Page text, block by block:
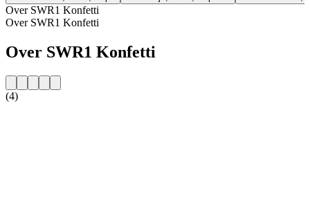
Over SWR1 Konfetti
Over SWR1 Konfetti
Over SWR1 Konfetti
(4)